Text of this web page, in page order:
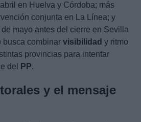
en Huelva y Córdoba; más
conjunta en La Línea; y
mayo antes del cierre en Sevilla
busca combinar visibilidad y ritmo
provincias para intentar
del
PP.
y el mensaje